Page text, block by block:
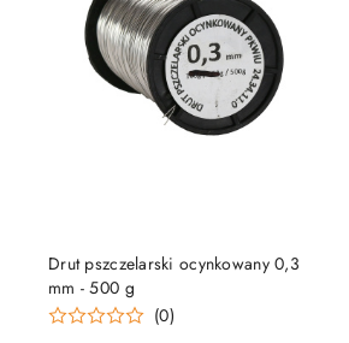
Drut pszczelarski ocynkowany 0,3
mm - 500 g
(0)
DO KOSZYKA